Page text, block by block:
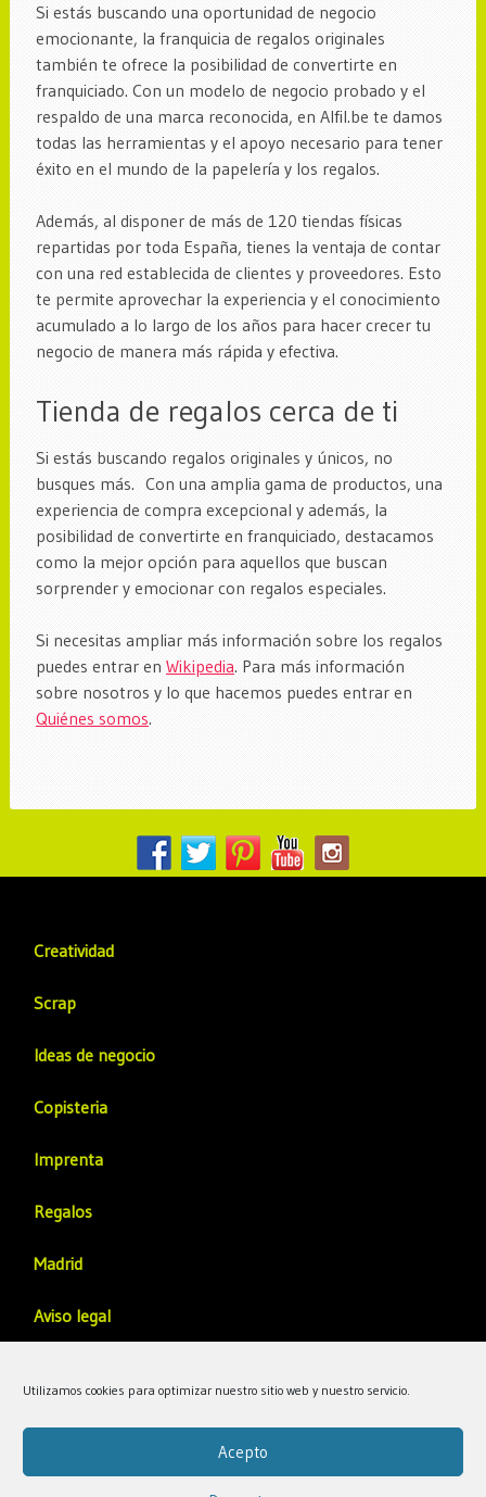
Utilizamos cookies para optimizar nuestro sitio web y nuestro servicio.
Acepto
Si estás buscando una oportunidad de negocio
emocionante, la franquicia de regalos originales
también te ofrece la posibilidad de convertirte en
franquiciado. Con un modelo de negocio probado y el
respaldo de una marca reconocida, en Alfil.be te damos
todas las herramientas y el apoyo necesario para tener
éxito en el mundo de la papelería y los regalos.
Además, al disponer de más de 120 tiendas físicas
repartidas por toda España, tienes la ventaja de contar
con una red establecida de clientes y proveedores. Esto
te permite aprovechar la experiencia y el conocimiento
acumulado a lo largo de los años para hacer crecer tu
negocio de manera más rápida y efectiva.
Tienda de regalos cerca de ti
Si estás buscando regalos originales y únicos, no
busques más. Con una amplia gama de productos, una
experiencia de compra excepcional y además, la
posibilidad de convertirte en franquiciado, destacamos
como la mejor opción para aquellos que buscan
sorprender y emocionar con regalos especiales.
Si necesitas ampliar más información sobre los regalos
puedes entrar en Wikipedia. Para más información
sobre nosotros y lo que hacemos puedes entrar en
Quiénes somos.
Creatividad
Scrap
Ideas de negocio
Copisteria
Imprenta
Regalos
Madrid
Aviso legal